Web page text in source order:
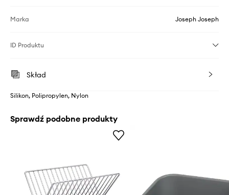
Marka Joseph Joseph
ID Produktu
Skład
Silikon, Polipropylen, Nylon
Sprawdź podobne produkty